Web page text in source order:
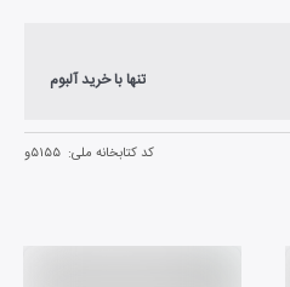
تنها با خرید آلبوم
کد کتابخانه ملی: ۵۱۵۵و